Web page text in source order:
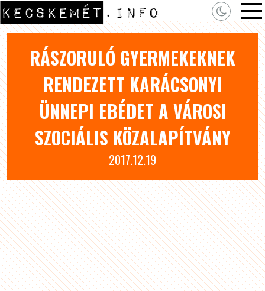
RÁSZORULÓ GYERMEKEKNEK
RENDEZETT KARÁCSONYI
ÜNNEPI EBÉDET A VÁROSI
SZOCIÁLIS KÖZALAPÍTVÁNY
2017.12.19